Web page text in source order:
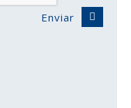
Enviar